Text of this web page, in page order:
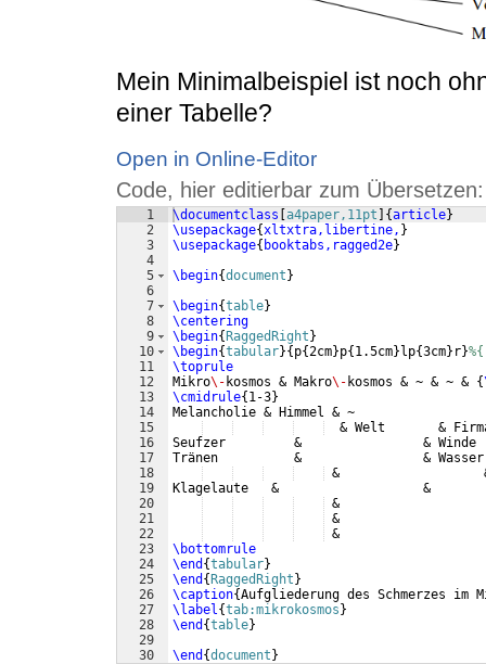
Mein Minimalbeispiel ist noch
einer Tabelle?
Open in Online-Editor
Code, hier editierbar zum Übersetzen:
1
2
3
4
5
6
7
8
9
10
11
12
13
14
15
16
17
18
19
20
21
22
23
24
25
26
27
28
29
30
\documentclass [a4paper,11pt ] {article}
\usepackage{xltxtra,libertine, }
\usepackage{ booktabs,ragged2e}
\begin{document}
\begin{table}
\centering
\begin{RaggedRight}
\begin{tabular}{p{2cm}p{1.5cm}lp{3cm} r}
\toprule
Mikro\- kosmos & Makro\- kosmos & ~ & ~ & {
\cmidrule{1-3}
Melancholie & Himmel & ~
& Welt       &
Seufzer         &                & Winde
Tränen          &                & Wasser
&                   &
Klagelaute   &                   &
&
&
&
\bottomrule
\end {tabular}
\end {RaggedRight}
\caption{Aufgliederung des Schmerzes im
\label {tab:mikrokosmos}
\end {table}
\end {document}